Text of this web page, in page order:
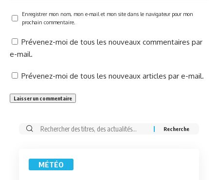
Enregistrer mon nom, mon e-mail et mon site dans le navigateur pour mon
prochain commentaire.
Prévenez-moi de tous les nouveaux commentaires par
e-mail.
Prévenez-moi de tous les nouveaux articles par e-mail.
Rechercher:
MÉTÉO